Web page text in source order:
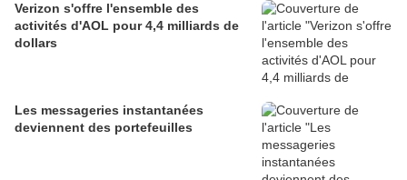
Verizon s'offre l'ensemble des
activités d'AOL pour 4,4 milliards de
dollars
Les messageries instantanées
deviennent des portefeuilles